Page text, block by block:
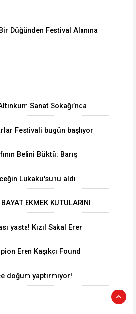
Bir Düğünden Festival Alanına
Sanat Sokağı’nda
Festivali bugün başlıyor
Belini Büktü: Barış
Lukaku'sunu aldı
EKMEK KUTULARINI
yasta! Kızıl Sakal Eren
Eren Kaşıkçı Found
doğum yaptırmıyor!